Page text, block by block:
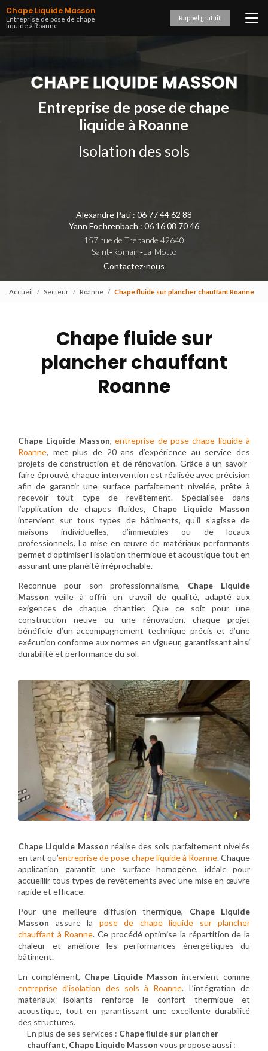
Aller
au
contenu
Chape Liquide Masson
Entreprise de pose de chape
liquide à Roanne
Rappel gratuit
Entreprise de pose de chape
liquide à Roanne
Isolation des sols
Alexandre Pati : 06 77 44 62 88
Yann Foehrenbach : 06 16 08 70 46
157 rue de Trebande 42640
Saint‑Romain‑La-Motte
Contactez-nous
Accueil Secteur Roanne Chape fluide sur plancher chauffant Roanne
Chape fluide sur
plancher chauffant
Roanne
Chape Liquide Masson,entreprise de pose chape liquide à
Roanne, met plus de 20 ans d’expérience au service des
projets de construction et de rénovation. Grâce à un savoir-
faire éprouvé, chaque intervention est réalisée avec précision
afin de garantir une surface parfaitement nivelée, prête à
recevoir tout type de revêtement. Spécialisée dans
l’application de chapes fluides, Chape Liquide Masson
intervient sur tous types de bâtiments, qu’il s’agisse de
maisons individuelles, d’immeubles ou de locaux
professionnels. La mise en œuvre de matériaux performants
permet d’optimiser l’isolation thermique et acoustique tout en
assurant une planéité irréprochable.
Reconnue pour son professionnalisme, Chape Liquide
Masson veille à offrir un travail de qualité, adapté aux
exigences de chaque chantier. Que ce soit pour une
construction neuve ou une rénovation, chaque projet
bénéficie d’un accompagnement technique précis et d’une
exécution conforme aux normes en vigueur, garantissant ainsi
durabilité et performance du sol.
Chape Liquide Masson réalise des sols parfaitement nivelés
en tant qu’entreprise de pose chape liquide à Roanne. Chaque
application garantit une surface homogène, idéale pour
accueillir tous types de revêtements avec une mise en œuvre
rapide et efficace.
Pour une meilleure diffusion thermique, Chape Liquide
Masson assure la pose de chape liquide sur plancher
chauffant à Roanne. Ce procédé optimise la répartition de la
chaleur et améliore les performances énergétiques du
bâtiment.
En complément, Chape Liquide Masson intervient comme
entreprise d’isolation des sols à Roanne. L’intégration de
matériaux isolants renforce le confort thermique et
acoustique, tout en garantissant une excellente durabilité
des structures.
En plus de ses services : Chape fluide sur plancher
chauffant, Chape Liquide Masson vous propose aussi :